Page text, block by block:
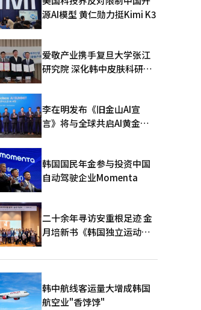
源AI模型 黄仁勋力挺Kimi K3
爱敬产业携手复旦大学张江
研究院 深化韩中皮肤科研合
李在明发布《旧金山AI宣
言》将与全球共启AI黄金时
韩国国民年金参与投资中国
自动驾驶企业Momenta
二十余年寻访安重根足迹 金
月培新书《韩国独立运动圣
版
韩中航线客运量大增成韩国
航空业"香饽饽"